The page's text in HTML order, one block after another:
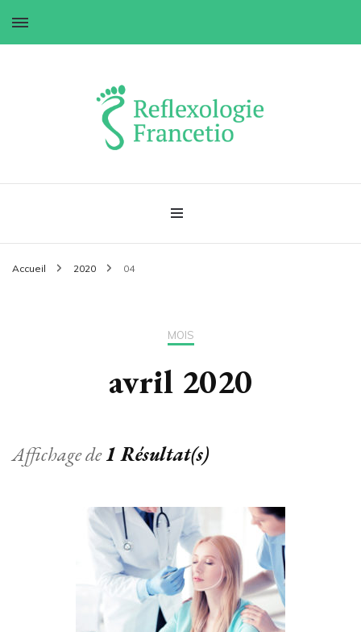
Réflexologie Francetio
Accueil 2020 04
MOIS
avril 2020
Affichage de1 Résultat(s)